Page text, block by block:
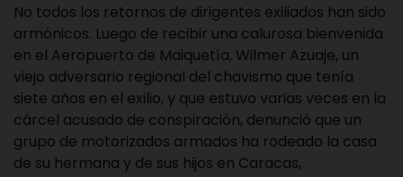
No todos los retornos de dirigentes exiliados han sido
armónicos. Luego de recibir una calurosa bienvenida
en el Aeropuerto de Maiquetía, Wilmer Azuaje, un
viejo adversario regional del chavismo que tenía
siete años en el exilio, y que estuvo varias veces en la
cárcel acusado de conspiración, denunció que un
grupo de motorizados armados ha rodeado la casa
de su hermana y de sus hijos en Caracas,